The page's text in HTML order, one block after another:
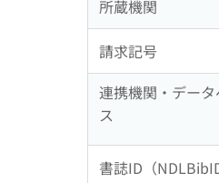
所蔵機関
請求記号
連携機関・データ
ス
書誌ID（NDLBibID